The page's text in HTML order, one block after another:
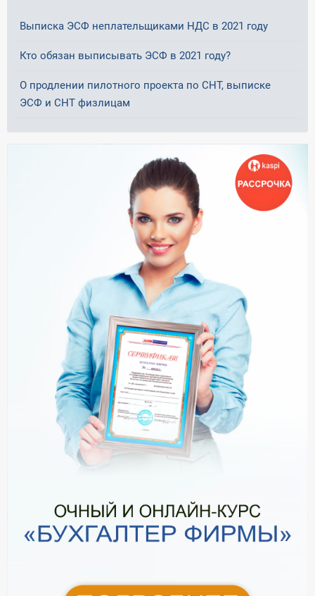
Выписка ЭСФ неплательщиками НДС в 2021 году
Кто обязан выписывать ЭСФ в 2021 году?
О продлении пилотного проекта по СНТ, выписке
ЭСФ и СНТ физлицам